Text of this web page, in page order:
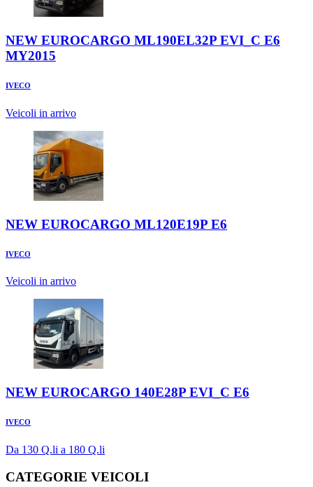
NEW EUROCARGO ML190EL32P EVI_C E6
MY2015
IVECO
Veicoli in arrivo
NEW EUROCARGO ML120E19P E6
IVECO
Veicoli in arrivo
NEW EUROCARGO 140E28P EVI_C E6
IVECO
Da 130 Q.li a 180 Q.li
CATEGORIE VEICOLI